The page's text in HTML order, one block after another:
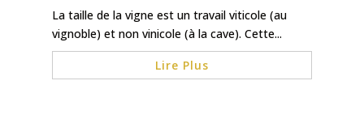
La taille de la vigne est un travail viticole (au
vignoble) et non vinicole (à la cave). Cette...
Lire Plus